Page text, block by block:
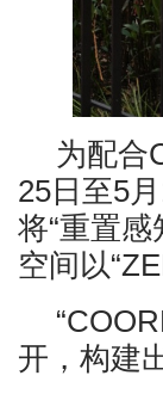
为配合
25日至5
将“重置
空间以
开，构建